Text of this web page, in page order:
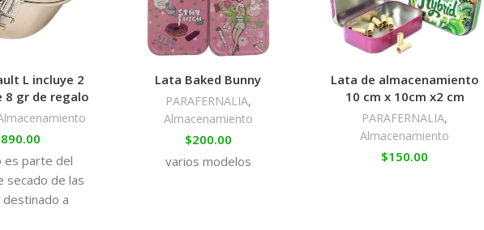
L incluye 2
8 gr de regalo
es parte del
secado de las
a
Lata Baked Bunny
PARAFERNALIA,
Almacenamiento
$200.00
varios modelos
Lata de almacenamiento
10 cm x 10cm x2 cm
PARAFERNALIA,
Almacenamiento
$150.00